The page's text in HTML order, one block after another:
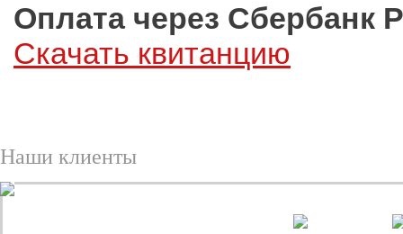
Оплата через Сбербанк
Скачать квитанцию
Наши клиенты